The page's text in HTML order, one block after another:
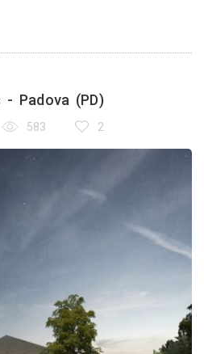
- Padova (PD)
583 2